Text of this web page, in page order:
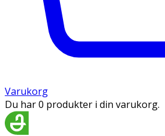
Varukorg
Du har 0 produkter i din varukorg.